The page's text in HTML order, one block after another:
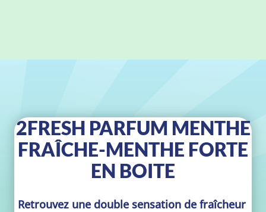
2FRESH PARFUM MENTHE
FRAÎCHE-MENTHE FORTE
EN BOITE
Retrouvez une double sensation de fraîcheur